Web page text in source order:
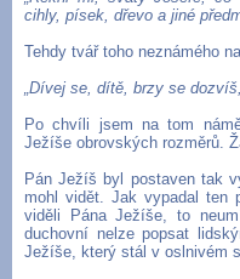
cihly, písek, dřevo a jiné
Tehdy tvář toho neznámého
„Dívej se, dítě, brzy se
Po chvíli jsem na tom
Ježíše obrovských rozměrů.
Pán Ježíš byl postaven tak
mohl vidět. Jak vypadal ten
viděli Pána Ježíše, to
duchovní nelze popsat
Ježíše, který stál v oslnivém